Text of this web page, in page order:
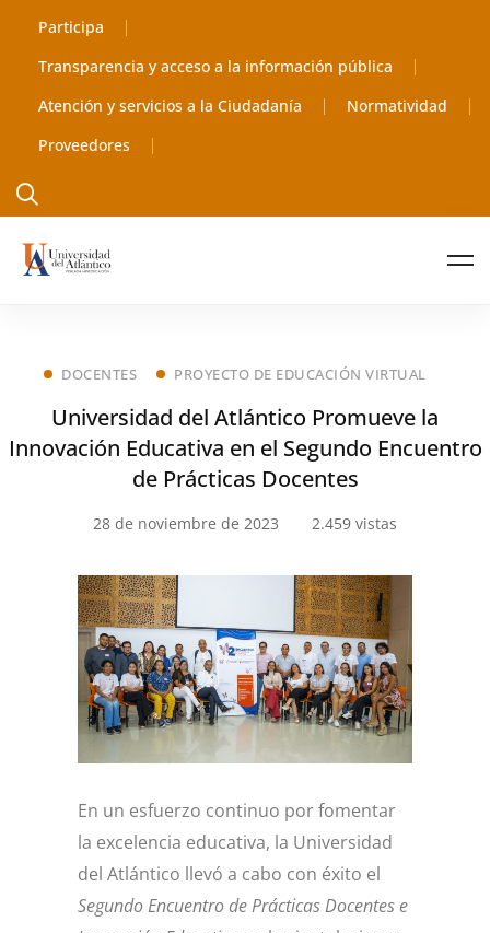
Participa
Transparencia y acceso a la información pública
Atención y servicios a la Ciudadanía
Normatividad
Proveedores
DOCENTES PROYECTO DE EDUCACIÓN VIRTUAL
Universidad del Atlántico Promueve la
Innovación Educativa en el Segundo Encuentro
de Prácticas Docentes
28 de noviembre de 2023 2.459 vistas
En un esfuerzo continuo por fomentar
la excelencia educativa, la Universidad
del Atlántico llevó a cabo con éxito el
Segundo Encuentro de Prácticas Docentes e